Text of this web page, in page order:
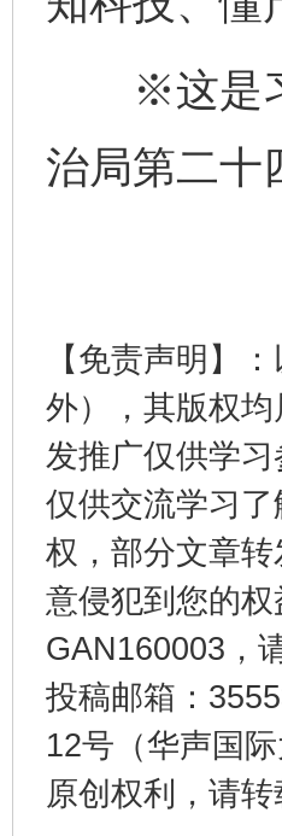
※这是习
治局第二十
【免责声明】
外），其版权
发推广仅供学
仅供交流学习
权，部分文章
意侵犯到您的
GAN160003，
投稿邮箱：
12号（华声国
原创权利，请
东山县通报“牛蛙产品抗生素